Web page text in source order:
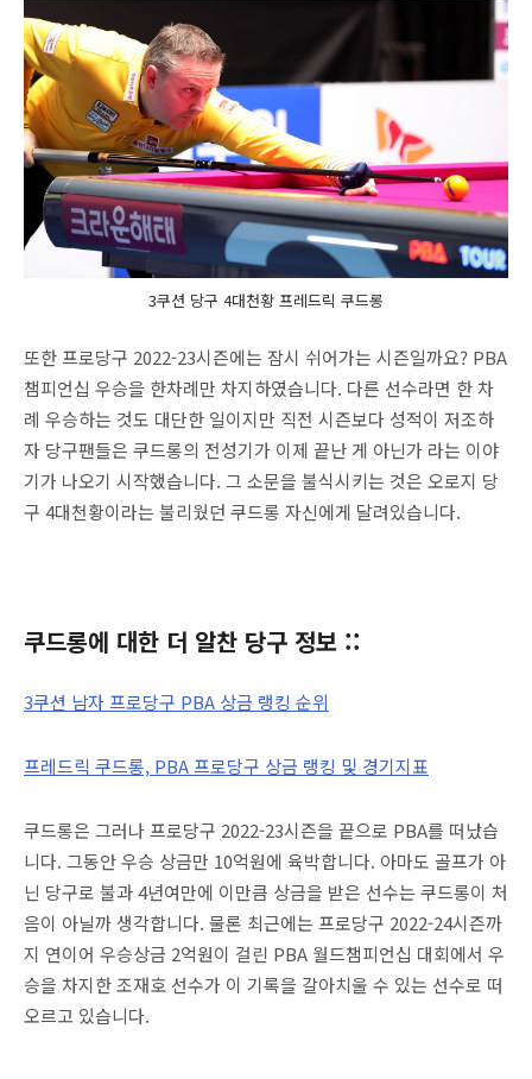
3쿠션 당구 4대천황 프레드릭 쿠드롱
또한 프로당구 2022-23시즌에는 잠시 쉬어가는 시즌일까요? PBA
챔피언십 우승을 한차례만 차지하였습니다. 다른 선수라면 한 차
례 우승하는 것도 대단한 일이지만 직전 시즌보다 성적이 저조하
자 당구팬들은 쿠드롱의 전성기가 이제 끝난 게 아닌가 라는 이야
기가 나오기 시작했습니다. 그 소문을 불식시키는 것은 오로지 당
구 4대천황이라는 불리웠던 쿠드롱 자신에게 달려있습니다.
쿠드롱에 대한 더 알찬 당구 정보 ::
3쿠션 남자 프로당구 PBA 상금 랭킹 순위
프레드릭 쿠드롱, PBA 프로당구 상금 랭킹 및 경기지표
쿠드롱은 그러나 프로당구 2022-23시즌을 끝으로 PBA를 떠났습
니다. 그동안 우승 상금만 10억원에 육박합니다. 아마도 골프가 아
닌 당구로 불과 4년여만에 이만큼 상금을 받은 선수는 쿠드롱이 처
음이 아닐까 생각합니다. 물론 최근에는 프로당구 2022-24시즌까
지 연이어 우승상금 2억원이 걸린 PBA 월드챔피언십 대회에서 우
승을 차지한 조재호 선수가 이 기록을 갈아치울 수 있는 선수로 떠
오르고 있습니다.